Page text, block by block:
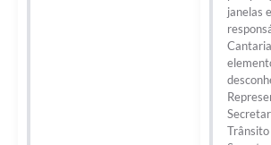
janelas
Trânsito